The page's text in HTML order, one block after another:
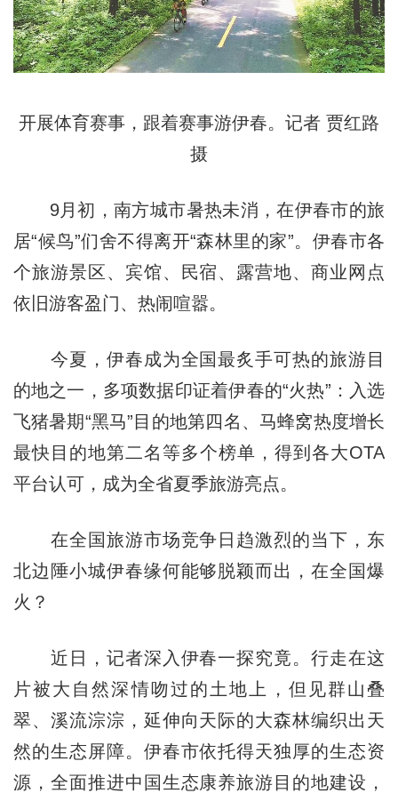
开展体育赛事，跟着赛事游伊春。记者 贾红路
摄
9月初，南方城市暑热未消，在伊春市的旅
居“候鸟”们舍不得离开“森林里的家”。伊春市各
个旅游景区、宾馆、民宿、露营地、商业网点
依旧游客盈门、热闹喧嚣。
今夏，伊春成为全国最炙手可热的旅游目
的地之一，多项数据印证着伊春的“火热”：入选
飞猪暑期“黑马”目的地第四名、马蜂窝热度增长
最快目的地第二名等多个榜单，得到各大OTA
平台认可，成为全省夏季旅游亮点。
在全国旅游市场竞争日趋激烈的当下，东
北边陲小城伊春缘何能够脱颖而出，在全国爆
火？
近日，记者深入伊春一探究竟。行走在这
片被大自然深情吻过的土地上，但见群山叠
翠、溪流淙淙，延伸向天际的大森林编织出天
然的生态屏障。伊春市依托得天独厚的生态资
源，全面推进中国生态康养旅游目的地建设，